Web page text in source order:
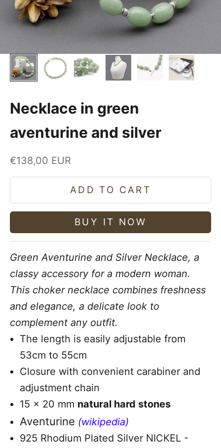
Necklace in green
aventurine and silver
Sale price
€138,00 EUR
ADD TO CART
BUY IT NOW
Green Aventurine and Silver Necklace, a
classy accessory for a modern woman.
This choker necklace combines freshness
and elegance, a delicate look to
complement any outfit.
The length is easily adjustable from
53cm to 55cm
Closure with convenient carabiner and
adjustment chain
15 x 20 mm natural hard stones
Aventurine (wikipedia)
925 Rhodium Plated Silver NICKEL -